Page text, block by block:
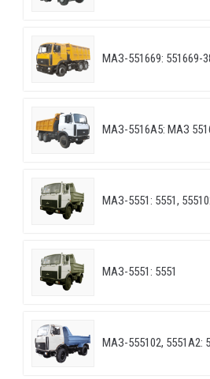
МАЗ-551669: 551669-
МАЗ-5516А5: МАЗ
МАЗ-5551: 5551,
МАЗ-5551: 5551
МАЗ-555102, 5551А2: